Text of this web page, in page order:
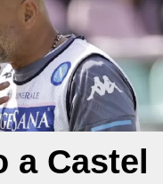
a Castel